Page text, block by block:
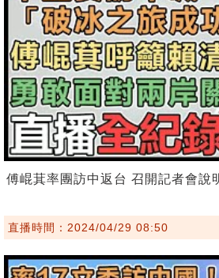
傅崐萁率團訪中返台 召開記者會說
直播時間：2024/04/29 08:50